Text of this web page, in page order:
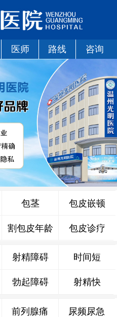
医师 路线 咨询
包茎
割包皮年龄
包皮嵌顿
包皮诊疗
射精障碍
勃起障碍
时间短
射精快
前列腺痛 尿频尿急